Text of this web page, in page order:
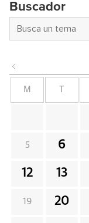
Buscador
M
5 6
12 13
19 20